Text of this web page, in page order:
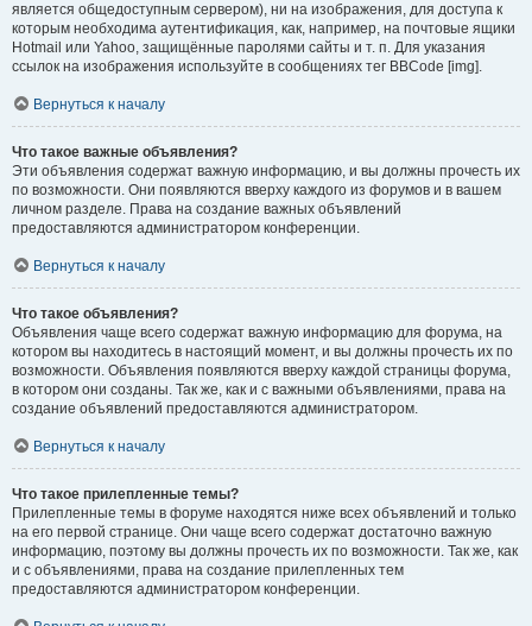
является общедоступным сервером), ни на изображения, для доступа к
которым необходима аутентификация, как, например, на почтовые ящики
Hotmail или Yahoo, защищённые паролями сайты и т. п. Для указания
ссылок на изображения используйте в сообщениях тег BBCode [img].
Вернуться к началу
Что такое важные объявления?
Эти объявления содержат важную информацию, и вы должны прочесть их
по возможности. Они появляются вверху каждого из форумов и в вашем
личном разделе. Права на создание важных объявлений
предоставляются администратором конференции.
Вернуться к началу
Что такое объявления?
Объявления чаще всего содержат важную информацию для форума, на
котором вы находитесь в настоящий момент, и вы должны прочесть их по
возможности. Объявления появляются вверху каждой страницы форума,
в котором они созданы. Так же, как и с важными объявлениями, права на
создание объявлений предоставляются администратором.
Вернуться к началу
Что такое прилепленные темы?
Прилепленные темы в форуме находятся ниже всех объявлений и только
на его первой странице. Они чаще всего содержат достаточно важную
информацию, поэтому вы должны прочесть их по возможности. Так же, как
и с объявлениями, права на создание прилепленных тем
предоставляются администратором конференции.